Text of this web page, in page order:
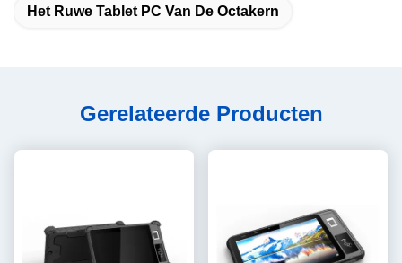
Het Ruwe Tablet PC Van De Octakern
Gerelateerde Producten